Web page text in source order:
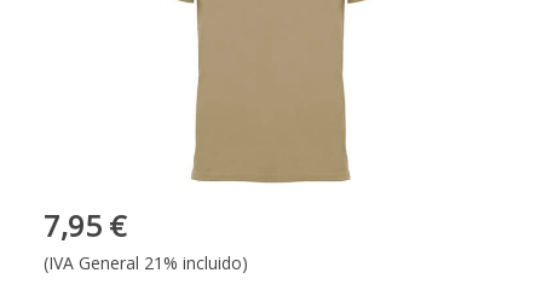
7,95 €
(IVA General 21% incluido)